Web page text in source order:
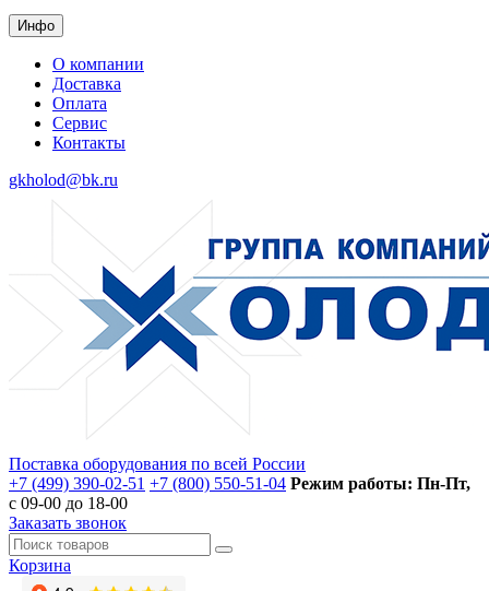
Инфо
О компании
Доставка
Оплата
Сервис
Контакты
gkholod@bk.ru
Поставка оборудования по всей России
+7 (499) 390-02-51 +7 (800) 550-51-04 Режим работы: Пн-Пт,
с 09-00 до 18-00
Заказать звонок
Корзина